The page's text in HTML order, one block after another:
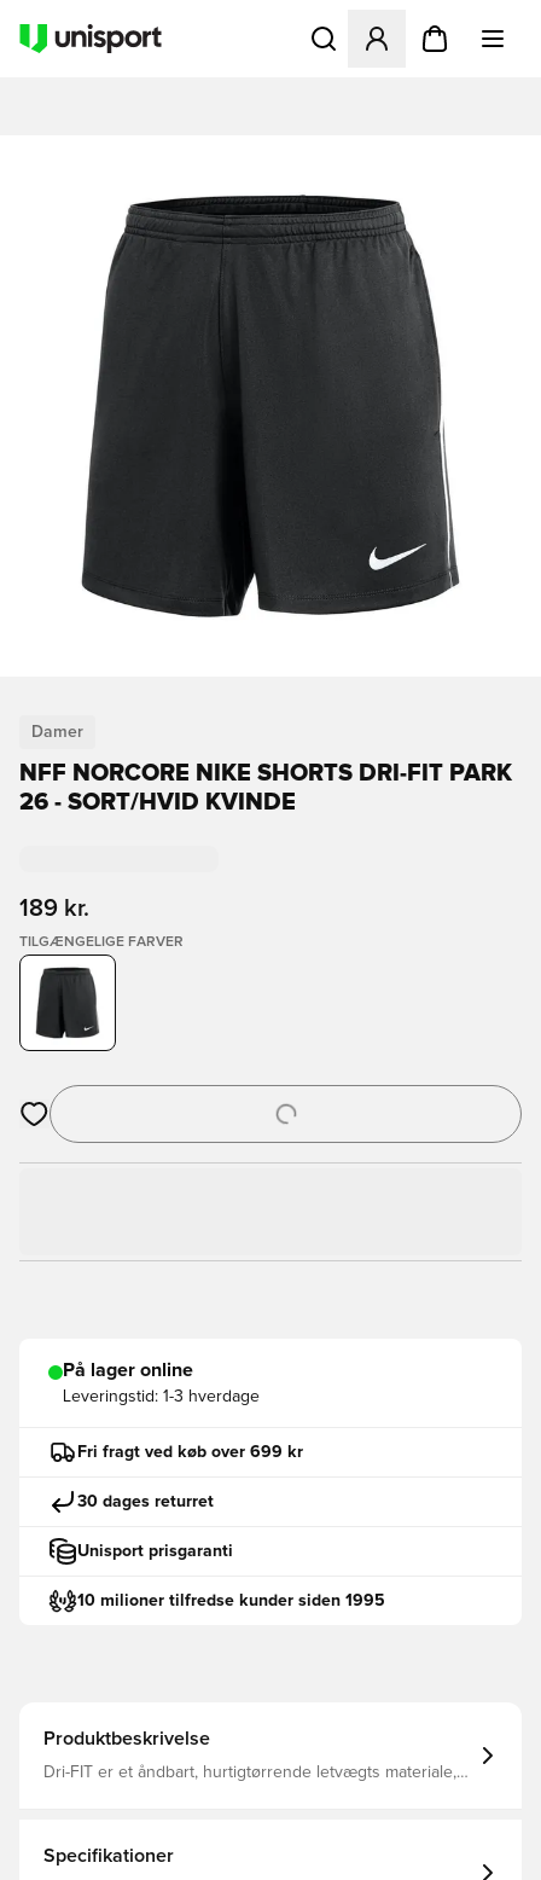
Åbner en Modal til at
Damer
NFF NORCORE NIKE SHORTS DRI-FIT PARK
26 - SORT/HVID KVINDE
189 kr.
TILGÆNGELIGE FARVER
Åbner en Modal til at logge ind eller tilmelde dig som medlem
På lager online
Leveringstid: 1-3 hverdage
Fri fragt ved køb over 699 kr
30 dages returret
Unisport prisgaranti
10 milioner tilfredse kunder siden 1995
Produktbeskrivelse
Dri-FIT er et åndbart, hurtigtørrende letvægts materiale,
polyester. Personaliser produktet med to bogstaver eller
to tal. Perfekt til initialer eller nummer.
Specifikationer